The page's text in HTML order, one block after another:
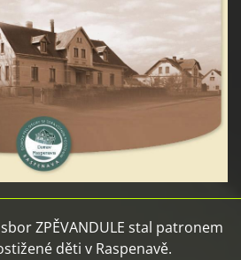
ZPĚVANDULE stal patronem
děti v Raspenavě.